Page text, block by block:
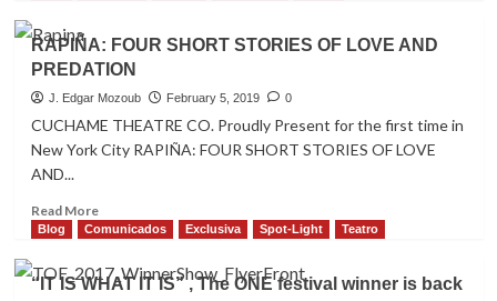
comisionado
Dominicano
de
Cultura
los
presenta
la
muestra
de
RAPIÑA: FOUR SHORT STORIES OF LOVE AND
PREDATION
J. Edgar Mozoub February 5, 2019 0
CUCHAME THEATRE CO. Proudly Present for the first time in
New York City RAPIÑA: FOUR SHORT STORIES OF LOVE
AND...
Read MoreRead
more
RAPIÑA:
FOUR
Blog Comunicados Exclusiva Spot-Light Teatro
“IT IS WHAT IT IS” , The ONE festival winner is back